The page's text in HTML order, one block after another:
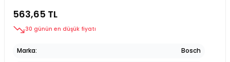
563,65 TL
30 günün en düşük fiyatı
Marka Bosch